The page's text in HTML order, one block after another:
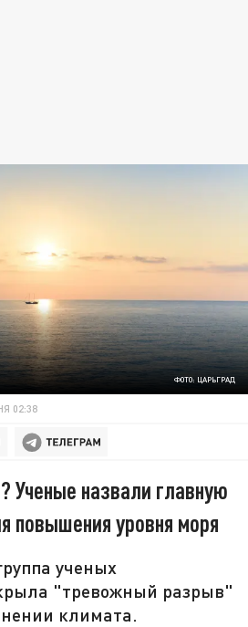
ФОТО: ЦАРЬГРАД
02:38
Ученые назвали главную
повышения уровня моря
ученых
"тревожный разрыв"
климата.